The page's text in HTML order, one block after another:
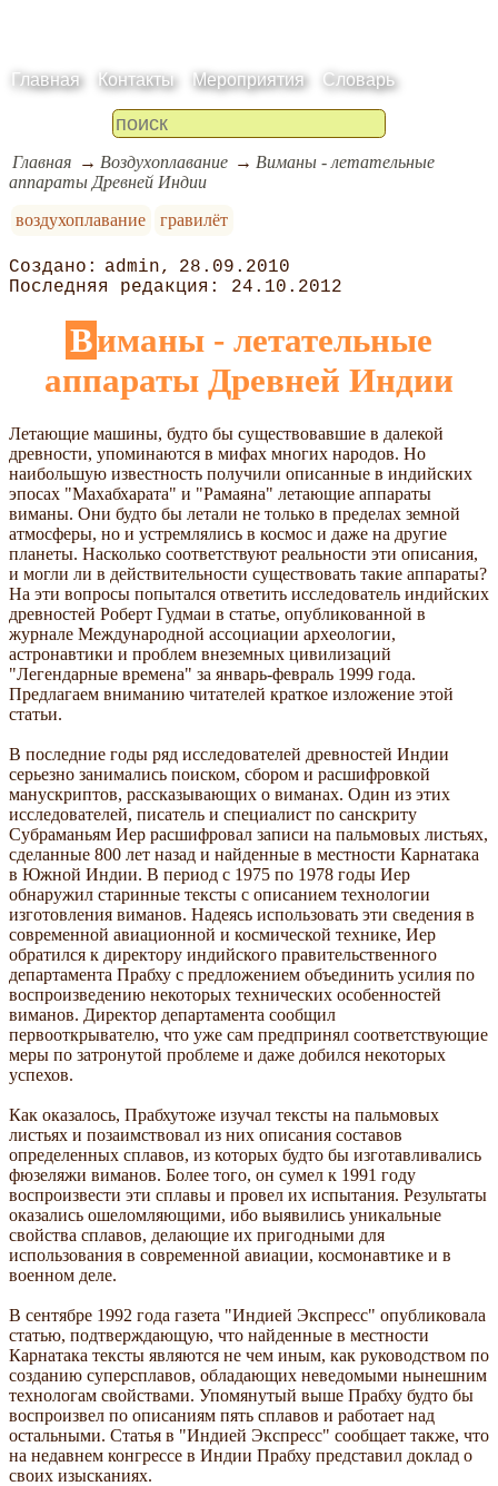
Главная Контакты Мероприятия Словарь
Главная Воздухоплавание
Виманы - летательные
аппараты Древней Индии
воздухоплавание
гравилёт
admin
28.09.2010
24.10.2012
Виманы - летательные
аппараты Древней Индии
Летающие машины, будто бы существовавшие в далекой
древности, упоминаются в мифах многих народов. Но
наибольшую известность получили описанные в индийских
эпосах "Махабхарата" и "Рамаяна" летающие аппараты
виманы. Они будто бы летали не только в пределах земной
атмосферы, но и устремлялись в космос и даже на другие
планеты. Насколько соответствуют реальности эти описания,
и могли ли в действительности существовать такие аппараты?
На эти вопросы попытался ответить исследователь индийских
древностей Роберт Гудмаи в статье, опубликованной в
журнале Международной ассоциации археологии,
астронавтики и проблем внеземных цивилизаций
"Легендарные времена" за январь-февраль 1999 года.
Предлагаем вниманию читателей краткое изложение этой
статьи.
В последние годы ряд исследователей древностей Индии
серьезно занимались поиском, сбором и расшифровкой
манускриптов, рассказывающих о виманах. Один из этих
исследователей, писатель и специалист по санскриту
Субраманьям Иер расшифровал записи на пальмовых листьях,
сделанные 800 лет назад и найденные в местности Карнатака
в Южной Индии. В период с 1975 по 1978 годы Иер
обнаружил старинные тексты с описанием технологии
изготовления виманов. Надеясь использовать эти сведения в
современной авиационной и космической технике, Иер
обратился к директору индийского правительственного
департамента Прабху с предложением объединить усилия по
воспроизведению некоторых технических особенностей
виманов. Директор департамента сообщил
первооткрывателю, что уже сам предпринял соответствующие
меры по затронутой проблеме и даже добился некоторых
успехов.
Как оказалось, Прабхутоже изучал тексты на пальмовых
листьях и позаимствовал из них описания составов
определенных сплавов, из которых будто бы изготавливались
фюзеляжи виманов. Более того, он сумел к 1991 году
воспроизвести эти сплавы и провел их испытания. Результаты
оказались ошеломляющими, ибо выявились уникальные
свойства сплавов, делающие их пригодными для
использования в современной авиации, космонавтике и в
военном деле.
В сентябре 1992 года газета "Индией Экспресс" опубликовала
статью, подтверждающую, что найденные в местности
Карнатака тексты являются не чем иным, как руководством по
созданию суперсплавов, обладающих неведомыми нынешним
технологам свойствами. Упомянутый выше Прабху будто бы
воспроизвел по описаниям пять сплавов и работает над
остальными. Статья в "Индией Экспресс" сообщает также, что
на недавнем конгрессе в Индии Прабху представил доклад о
своих изысканиях.